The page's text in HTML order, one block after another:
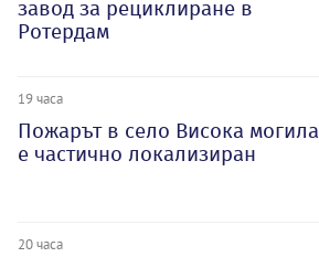
завод за рециклиране в
Ротердам
19 часа
Пожарът в село Висока могила
е частично локализиран
20 часа